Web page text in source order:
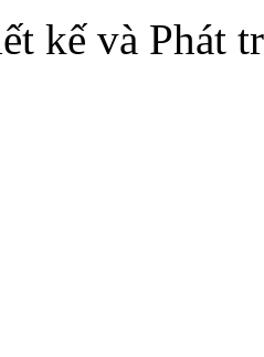
kế và Phát